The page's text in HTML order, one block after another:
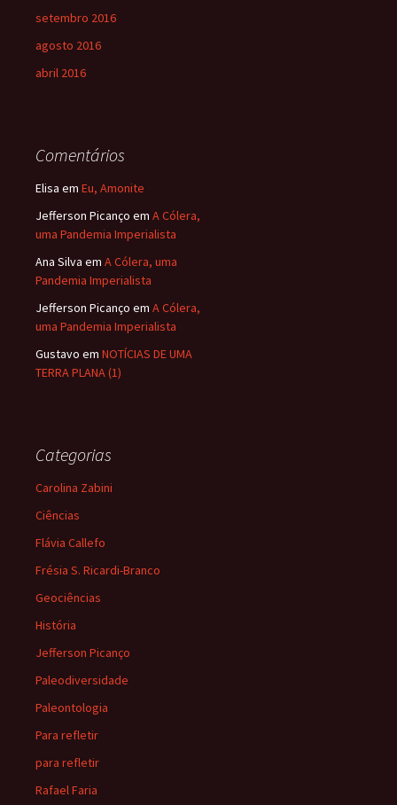
setembro 2016
agosto 2016
abril 2016
Comentários
Elisa em Eu, Amonite
Jefferson Picanço em A Cólera,
uma Pandemia Imperialista
Ana Silva em A Cólera, uma
Pandemia Imperialista
Jefferson Picanço em A Cólera,
uma Pandemia Imperialista
Gustavo em NOTÍCIAS DE UMA
TERRA PLANA (1)
Categorias
Carolina Zabini
Ciências
Flávia Callefo
Frésia S. Ricardi-Branco
Geociências
História
Jefferson Picanço
Paleodiversidade
Paleontologia
Para refletir
para refletir
Rafael Faria